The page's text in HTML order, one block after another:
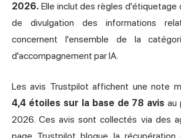
2026. Elle inclut des règles
de divulgation des informations
concernent l'ensemble de la
d'accompagnement par IA.
Les avis Trustpilot affichent une note
4,4 étoiles sur la base de 78 avis au
2026. Ces avis sont collectés via des